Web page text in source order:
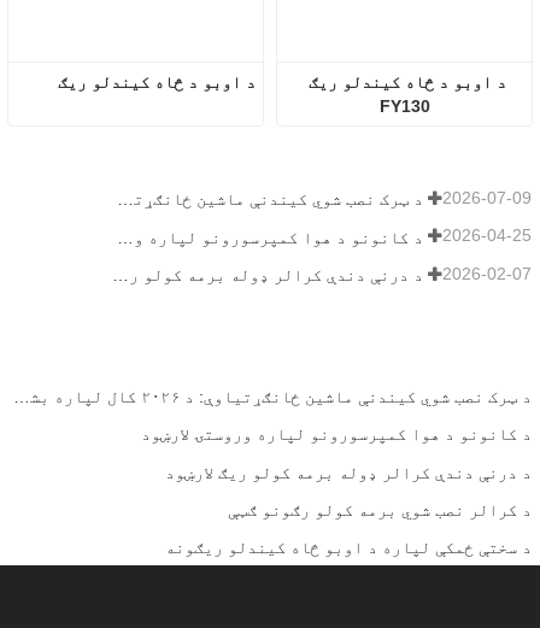
د اوبو د څاه کیندلو ریګ
FY130
د ټرک نصب شوي کیندنې ماشین ځانګړتیاوې: د ۲۰۲۶ کال لپاره بشپړ لارښود 2026-07-09
2026-04-25
2026-02-07
د کانونو د هوا کمپرسورونو لپاره وروستۍ لارښود
د درنې دندې کرالر ډوله برمه کولو ریګ لارښود
د کرالر نصب شوي برمه کولو رګونو ګټې
د سختې ځمکې لپاره د اوبو څاه کیندلو ریګونه